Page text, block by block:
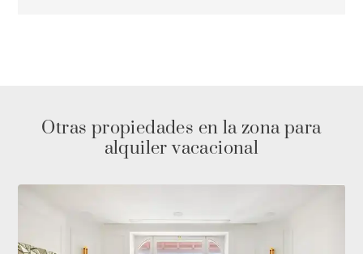
Otras propiedades en la zona para
alquiler vacacional